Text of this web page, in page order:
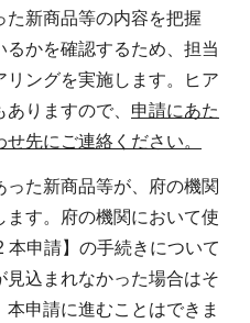
新商品等の内容を把握
るかを確認するため、担当
ングを実施します。ヒア
りますので、 申請にあた
先にご連絡ください。
た新商品等が、府の機関
す。府の機関において使
本申請】の手続きについて
込まれなかった場合はそ
申請に進むことはできま